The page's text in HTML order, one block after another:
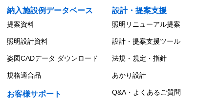
納入施設例データベース
設計・提案支援
提案資料 照明リニューアル提案
照明設計資料 設計・提案支援ツール
姿図CADデータ ダウンロード 法規・規定・指針
規格適合品 あかり設計
お客様サポート Q&A・よくあるご質問